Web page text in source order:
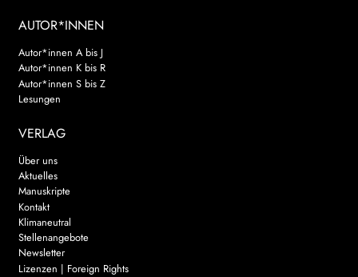
AUTOR*INNEN
Autor*innen A bis J
Autor*innen K bis R
Autor*innen S bis Z
Lesungen
VERLAG
Über uns
Aktuelles
Manuskripte
Kontakt
Klimaneutral
Stellenangebote
Newsletter
Lizenzen | Foreign Rights